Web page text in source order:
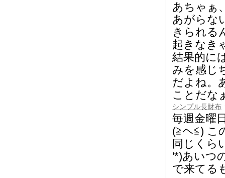
あちゃぁ
あがらな
きられる
起きなき
結果的に
みを感じ
だよね。
ことだな
シンプル長財布
毎週金曜
(≧ヘ≦) こ
同じくら
'*)あいつ
で来てる